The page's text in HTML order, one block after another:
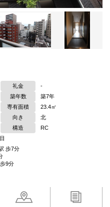
礼金
-
築年数
築7年
専有面積
23.4㎡
向き
北
構造
RC
歩7分
9分